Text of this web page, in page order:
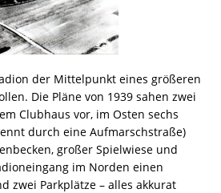
der Mittelpunkt eines größeren
Die Pläne von 1939 sahen zwei
Clubhaus vor, im Osten sechs
durch eine Aufmarschstraße)
großer Spielwiese und
im Norden einen
zwei Parkplätze – alles akkurat